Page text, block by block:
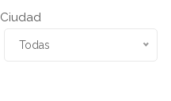
Ciudad
Todas